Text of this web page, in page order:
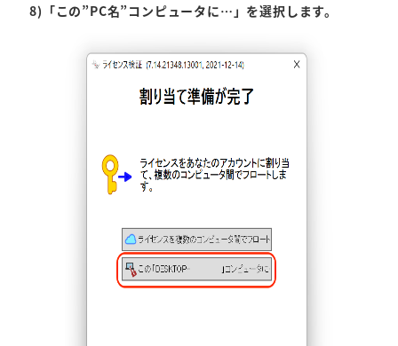
8)「この”PC名”コンピュータに…」を選択します。